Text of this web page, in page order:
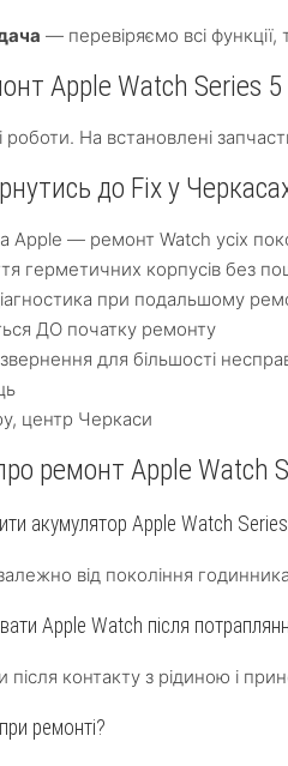
— перевіряємо всі
Apple Watch Series 5
роботи. На встановлені
до Fix у
Apple — ремонт Watch усіх
герметичних корпусів без
при подальшому
ДО початку ремонту
для більшості
центр Черкаси
ремонт Apple Watch
акумулятор Apple Watch
від покоління
Apple Watch після
після контакту з рідиною і
ремонті?